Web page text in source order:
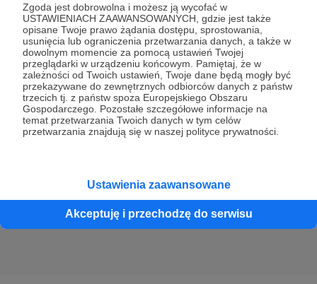
Zgoda jest dobrowolna i możesz ją wycofać w
USTAWIENIACH ZAAWANSOWANYCH, gdzie jest także
opisane Twoje prawo żądania dostępu, sprostowania,
usunięcia lub ograniczenia przetwarzania danych, a także w
dowolnym momencie za pomocą ustawień Twojej
przeglądarki w urządzeniu końcowym. Pamiętaj, że w
zależności od Twoich ustawień, Twoje dane będą mogły być
przekazywane do zewnętrznych odbiorców danych z państw
trzecich tj. z państw spoza Europejskiego Obszaru
Gospodarczego. Pozostałe szczegółowe informacje na
temat przetwarzania Twoich danych w tym celów
przetwarzania znajdują się w naszej polityce prywatności.
Ustawienia zaawansowane
Akceptuję i przechodzę do serwisu
11.03.2023 Komentarze: 1
Akcja! Ekranizacja - wybierz swoje
momenty filmowe!
12 kategorii, w każdej po 5 kultowych scen - to zupełnie
nowa Akcja! Ekranizacja w Radiu 357. Do 26 marca na
rejestracja w Twoje 357, a potem gwarantujemy, że
wzruszeń nie zabraknie :) Dołącz teraz do naszej zabawy!